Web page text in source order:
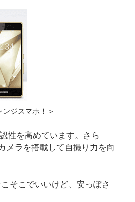
ジスマホ！＞
性を高めています。さら
メラを搭載して自撮り力を向
そこでいいけど、安っぽさ